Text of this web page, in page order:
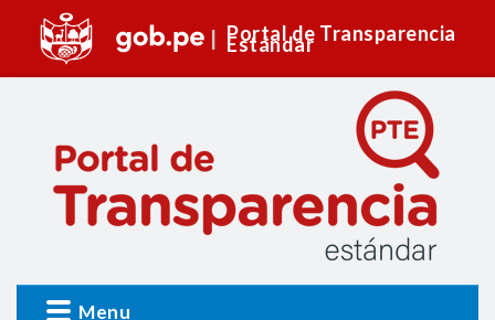
Portal de Transparencia
Estándar
Menu